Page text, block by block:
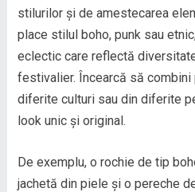
stilurilor și de amestecarea
place stilul boho, punk sau
eclectic care reflectă
festivalier. Încearcă să
diferite culturi sau din diferite
look unic și original.
De exemplu, o rochie de tip
jachetă din piele și o pereche